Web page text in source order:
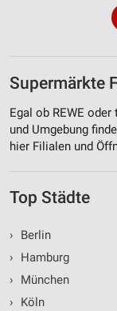
Supermärkte
Egal ob REWE
und Umgebung
hier Filialen und
Top Städte
›
Berlin
›
Hamburg
›
München
›
Köln